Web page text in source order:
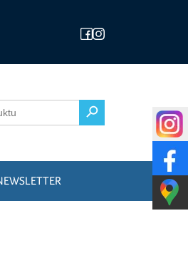
Search Button